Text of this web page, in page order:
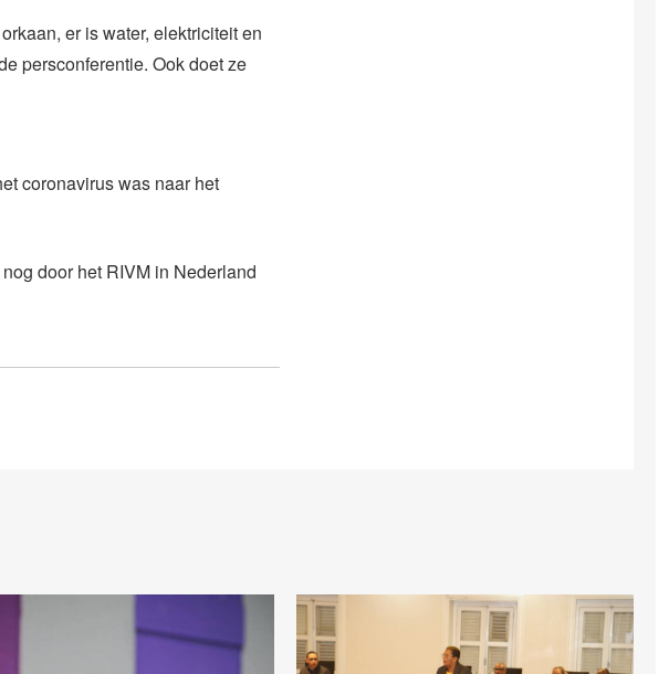
er is water, elektriciteit en
persconferentie. Ook doet ze
coronavirus was naar het
door het RIVM in Nederland